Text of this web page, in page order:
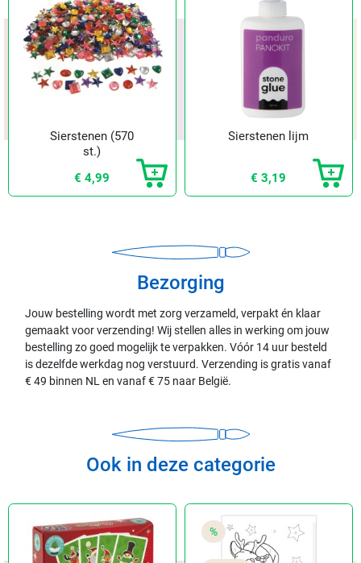
Sierstenen (570
st.)
€ 4,99
Sierstenen lijm
€ 3,19
Bezorging
Jouw bestelling wordt met zorg verzameld, verpakt én klaar
gemaakt voor verzending! Wij stellen alles in werking om jouw
bestelling zo goed mogelijk te verpakken. Vóór 14 uur besteld
is dezelfde werkdag nog verstuurd. Verzending is gratis vanaf
€ 49 binnen NL en vanaf € 75 naar België.
Ook in deze categorie
%